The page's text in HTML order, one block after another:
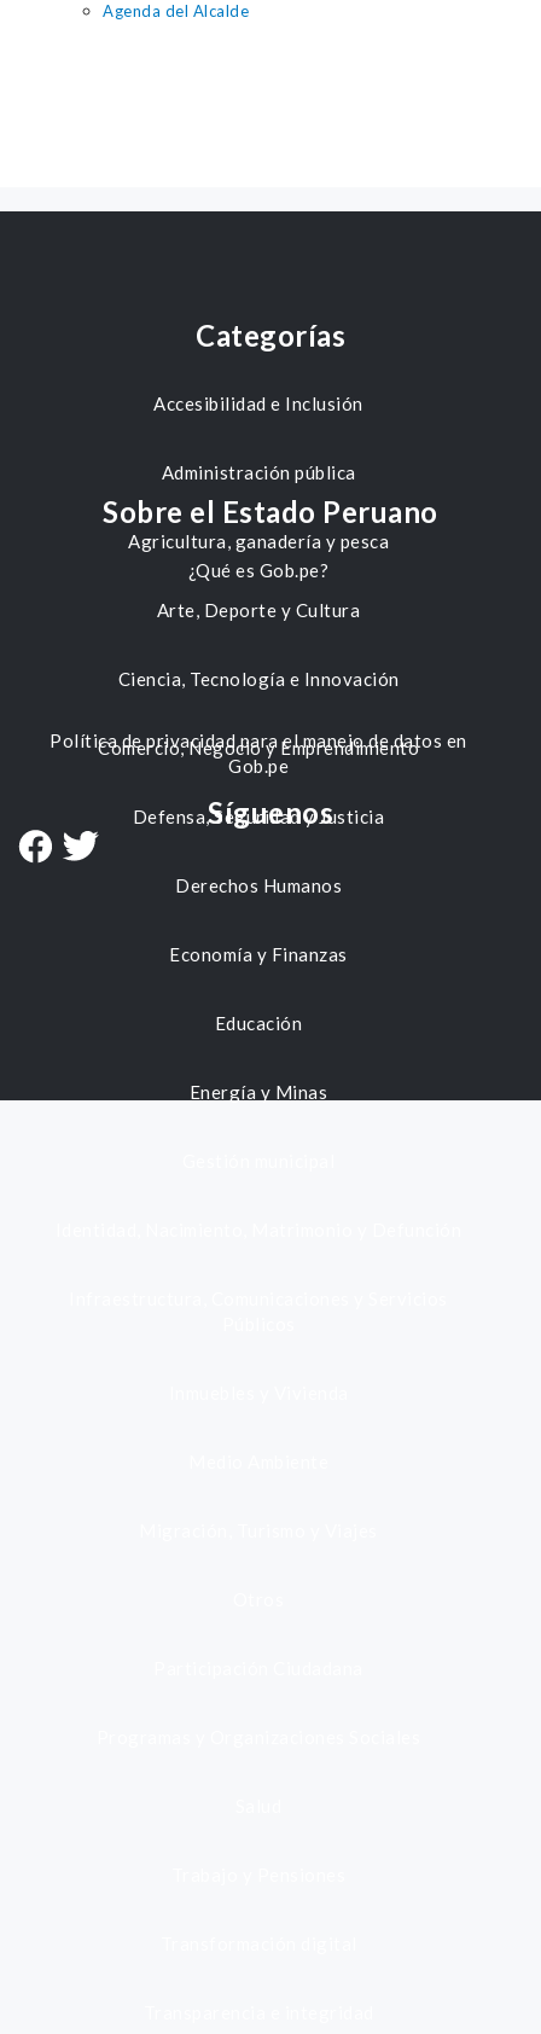
Agenda del Alcalde
Categorías
Accesibilidad e Inclusión
Administración pública
Agricultura, ganadería y pesca
Arte, Deporte y Cultura
Ciencia, Tecnología e Innovación
Comercio, Negocio y Emprendimiento
Defensa, Seguridad y Justicia
Derechos Humanos
Economía y Finanzas
Educación
Energía y Minas
Sobre el Estado Peruano
¿Qué es Gob.pe?
Política de privacidad para el manejo de datos en
Gob.pe
Síguenos